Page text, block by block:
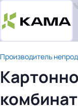
картина дня
темы
новости
материалы
видео
бизнес-центр
Производитель